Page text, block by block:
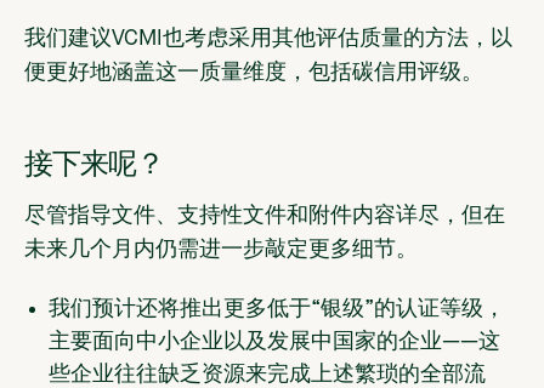
我们建议VCMI也考虑采用其他评估质量的方法，以
便更好地涵盖这一质量维度，包括碳信用评级。
接下来呢？
尽管指导文件、支持性文件和附件内容详尽，但在
未来几个月内仍需进一步敲定更多细节。
我们预计还将推出更多低于“银级”的认证等级，
主要面向中小企业以及发展中国家的企业——这
些企业往往缺乏资源来完成上述繁琐的全部流